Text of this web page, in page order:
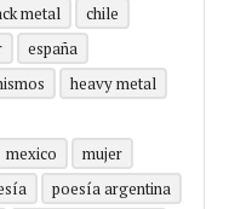
metal
chile
españa
heavy metal
mexico
mujer
poesía argentina